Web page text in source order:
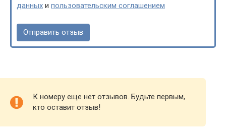
данных и пользовательским соглашением
К номеру еще нет отзывов. Будьте первым,
кто оставит отзыв!